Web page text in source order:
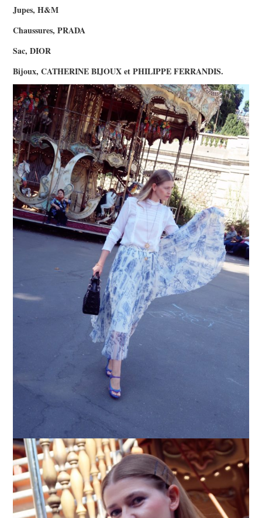
Jupes, H&M
Chaussures, PRADA
Sac, DIOR
Bijoux, CATHERINE BIJOUX et PHILIPPE FERRANDIS.